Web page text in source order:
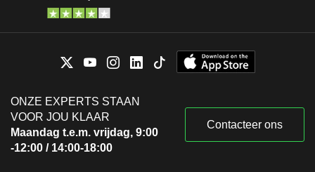
ONZE EXPERTS STAAN
VOOR JOU KLAAR
Maandag t.e.m. vrijdag, 9:00
-12:00 / 14:00-18:00
Contacteer ons